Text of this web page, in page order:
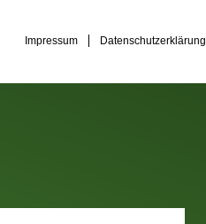
Impressum Datenschutzerklärung